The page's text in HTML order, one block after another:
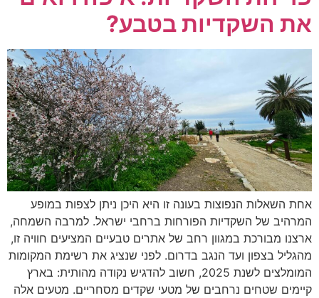
את השקדיות בטבע?
אחת השאלות הנפוצות בעונה זו היא היכן ניתן לצפות במופע
המרהיב של השקדיות הפורחות ברחבי ישראל. למרבה השמחה,
ארצנו מבורכת במגוון רחב של אתרים טבעיים המציעים חוויה זו,
מהגליל בצפון ועד הנגב בדרום. לפני שנציג את רשימת המקומות
המומלצים לשנת 2025, חשוב להדגיש נקודה מהותית: בארץ
קיימים שטחים נרחבים של מטעי שקדים מסחריים. מטעים אלה